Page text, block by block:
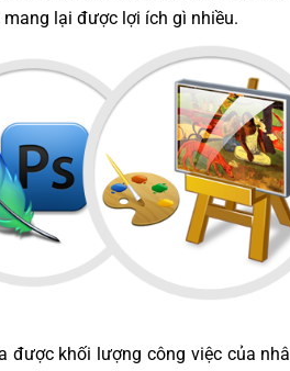
lại được lợi ích gì nhiều.
được khối lượng công việc của